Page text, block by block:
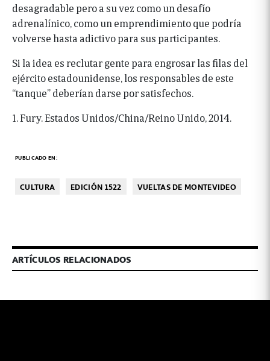
desagradable pero a su vez como un desafío
adrenalínico, como un emprendimiento que podría
volverse hasta adictivo para sus participantes.
Si la idea es reclutar gente para engrosar las filas del
ejército estadounidense, los responsables de este
“tanque” deberían darse por satisfechos.
1. Fury. Estados Unidos/China/Reino Unido, 2014.
PUBLICADO EN:
CULTURA EDICIÓN 1522 VUELTAS DE MONTEVIDEO
ARTÍCULOS RELACIONADOS